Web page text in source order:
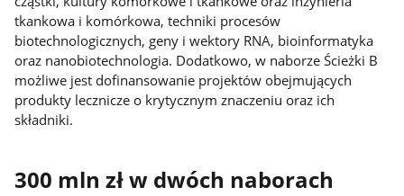
tkankowa i komórkowa, techniki procesów
biotechnologicznych, geny i wektory RNA, bioinformatyka
oraz nanobiotechnologia. Dodatkowo, w naborze Ścieżki B
możliwe jest dofinansowanie projektów obejmujących
produkty lecznicze o krytycznym znaczeniu oraz ich
składniki.
300 mln zł w dwóch naborach